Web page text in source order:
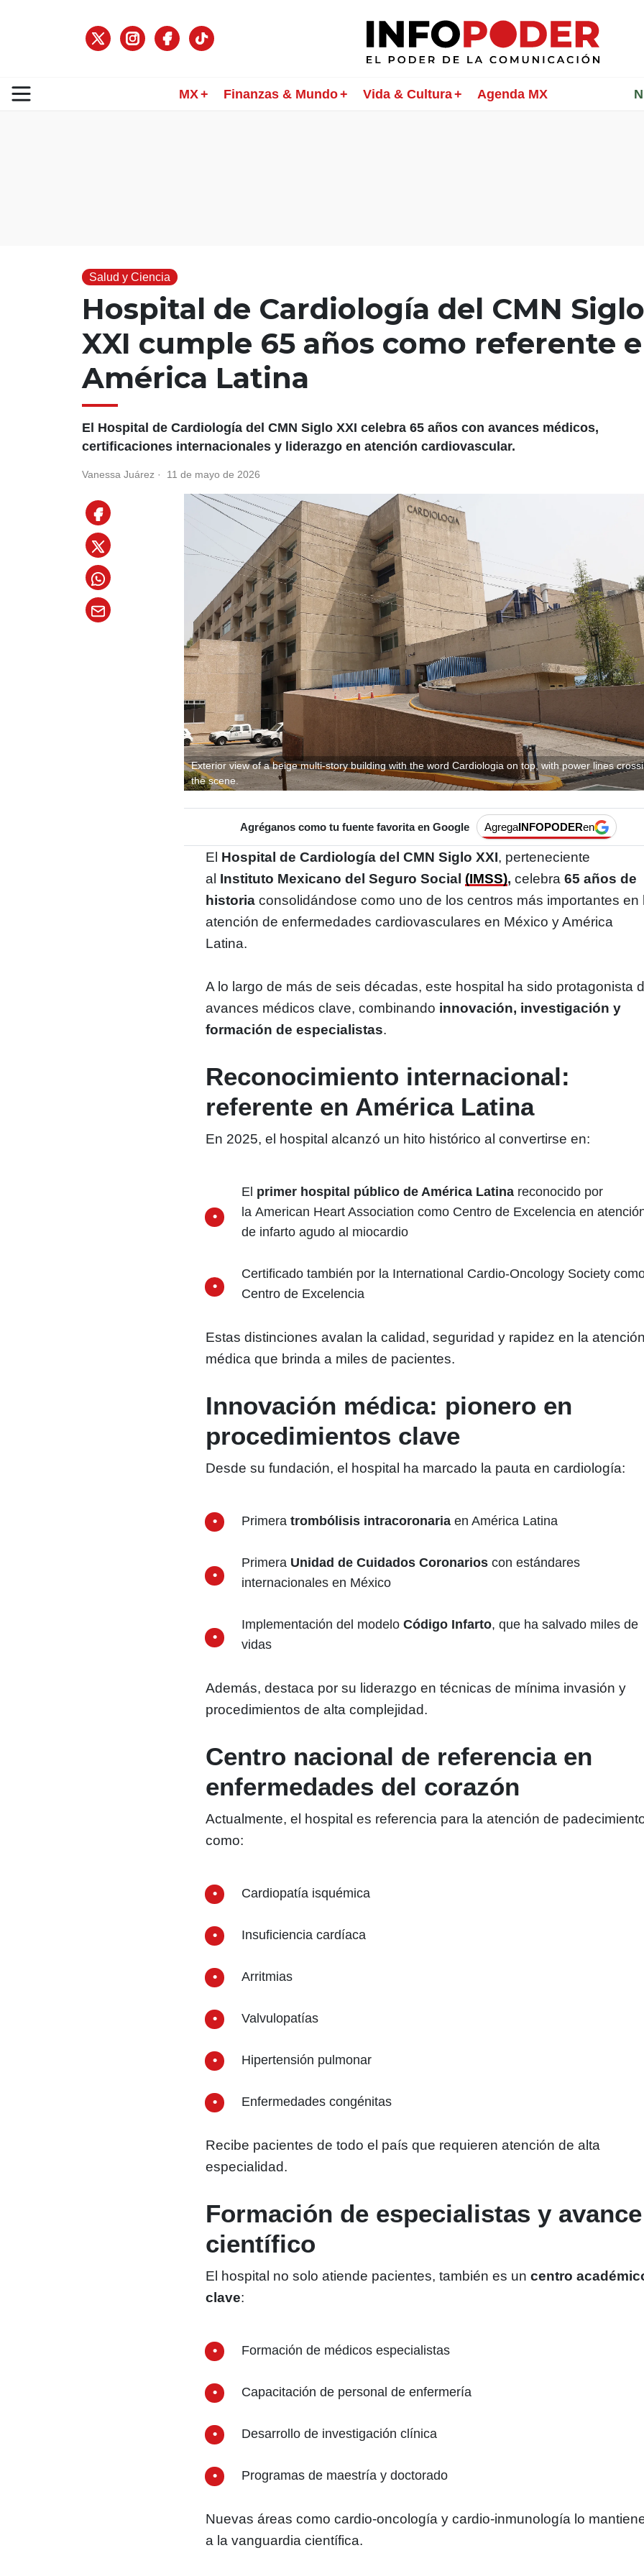
MX Finanzas & Mundo Vida & Cultura Agenda MX
Salud y Ciencia
Hospital de Cardiología del CMN Siglo
XXI cumple 65 años como referente
América Latina
El Hospital de Cardiología del CMN Siglo XXI celebra 65 años con avances médicos,
certificaciones internacionales y liderazgo en atención cardiovascular.
Vanessa Juárez · 11 de mayo de 2026
Exterior view of a beige multi-story building with the word Cardiologia on top, with power lines
the scene.
Agréganos como tu fuente favorita en Google AgregaINFOPODERen
El Hospital de Cardiología del CMN Siglo XXI, perteneciente
al Instituto Mexicano del Seguro Social (IMSS), celebra65 años de
historia consolidándose como uno de los centros más importantes en
atención de enfermedades cardiovasculares en México y América
Latina.
A lo largo de más de seis décadas, este hospital ha sido protagonista
avances médicos clave, combinando innovación, investigación y
formación de especialistas.
Reconocimiento internacional:
referente en América Latina
En 2025, el hospital alcanzó un hito histórico al convertirse en:
El primer hospital público de América Latina reconocido por
la American Heart Association como Centro de Excelencia en
de infarto agudo al miocardio
Certificado también por la International Cardio-Oncology Society
Centro de Excelencia
Estas distinciones avalan la calidad, seguridad y rapidez en la
médica que brinda a miles de pacientes.
Innovación médica: pionero en
procedimientos clave
Desde su fundación, el hospital ha marcado la pauta en cardiología:
Primeratrombólisis intracoronaria en América Latina
Primera Unidad de Cuidados Coronarios con estándares
internacionales en México
Implementación del modeloCódigo Infarto, que ha salvado miles de
vidas
Además, destaca por su liderazgo en técnicas de mínima invasión y
procedimientos de alta complejidad.
Centro nacional de referencia en
enfermedades del corazón
Actualmente, el hospital es referencia para la atención de
como:
Cardiopatía isquémica
Insuficiencia cardíaca
Arritmias
Valvulopatías
Hipertensión pulmonar
Enfermedades congénitas
Recibe pacientes de todo el país que requieren atención de alta
especialidad.
Formación de especialistas y avance
científico
El hospital no solo atiende pacientes, también es uncentro
clave:
Formación de médicos especialistas
Capacitación de personal de enfermería
Desarrollo de investigación clínica
Programas de maestría y doctorado
Nuevas áreas como cardio-oncología y cardio-inmunología lo
a la vanguardia científica.